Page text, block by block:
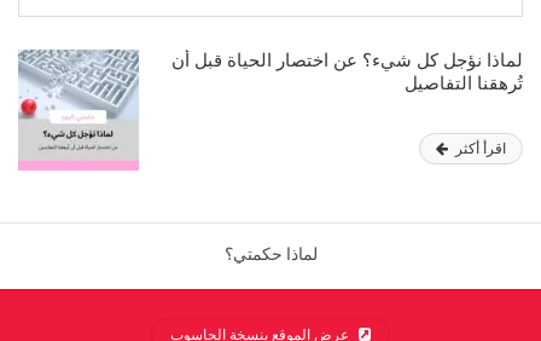
لماذا نؤجل كل شيء؟ عن اختصار الحياة قبل أن
تُرهقنا التفاصيل
اقرأ أكثر
لماذا حكمتي؟
عرض الموقع بنسخة الحاسوب